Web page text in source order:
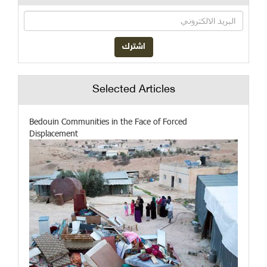
Selected Articles
Bedouin Communities in the Face of Forced
Displacement